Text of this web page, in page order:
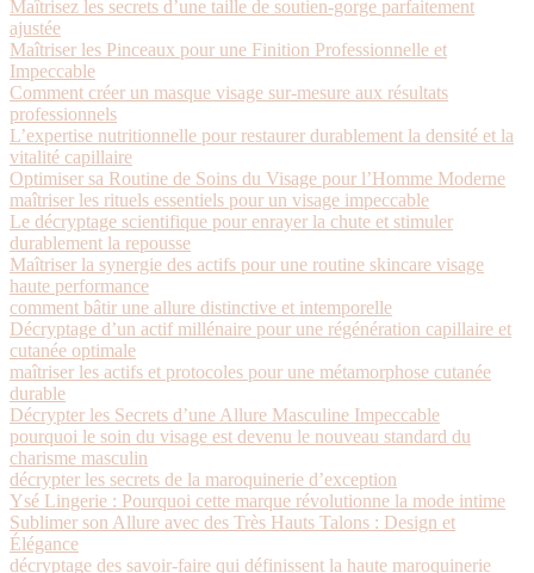
Maîtrisez les secrets d’une taille de soutien-gorge parfaitement
ajustée
Maîtriser les Pinceaux pour une Finition Professionnelle et
Impeccable
Comment créer un masque visage sur-mesure aux résultats
professionnels
L’expertise nutritionnelle pour restaurer durablement la densité et la
vitalité capillaire
Optimiser sa Routine de Soins du Visage pour l’Homme Moderne
maîtriser les rituels essentiels pour un visage impeccable
Le décryptage scientifique pour enrayer la chute et stimuler
durablement la repousse
Maîtriser la synergie des actifs pour une routine skincare visage
haute performance
comment bâtir une allure distinctive et intemporelle
Décryptage d’un actif millénaire pour une régénération capillaire et
cutanée optimale
maîtriser les actifs et protocoles pour une métamorphose cutanée
durable
Décrypter les Secrets d’une Allure Masculine Impeccable
pourquoi le soin du visage est devenu le nouveau standard du
charisme masculin
décrypter les secrets de la maroquinerie d’exception
Ysé Lingerie : Pourquoi cette marque révolutionne la mode intime
Sublimer son Allure avec des Très Hauts Talons : Design et
Élégance
décryptage des savoir-faire qui définissent la haute maroquinerie